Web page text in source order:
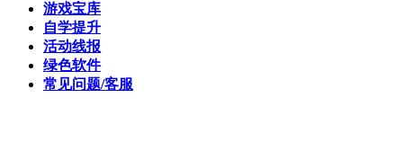
游戏宝库
自学提升
活动线报
绿色软件
常见问题/客服